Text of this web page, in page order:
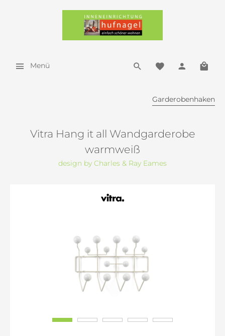
Menü
Garderobenhaken
Vitra Hang it all Wandgarderobe
warmweiß
design by Charles & Ray Eames